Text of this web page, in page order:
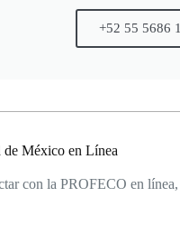
+52 55 5686
de México en Línea
con la PROFECO en